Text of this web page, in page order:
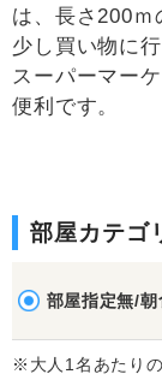
は、長さ200ｍ
少し買い物に
スーパーマー
便利です。
部屋カテゴ
部屋指定無/朝
※大人1名あたり